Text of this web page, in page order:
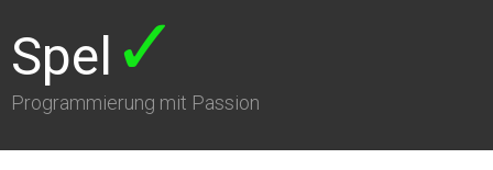
Spel ✓
Programmierung mit Passion